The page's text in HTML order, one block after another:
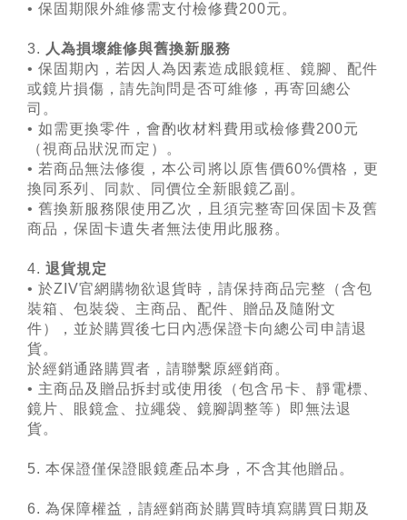
• 保固期限外維修需支付檢修費200元。
3. 人為損壞維修與舊換新服務
• 保固期內，若因人為因素造成眼鏡框、鏡腳、配件
或鏡片損傷，請先詢問是否可維修，再寄回總公
司。
• 如需更換零件，會酌收材料費用或檢修費200元
（視商品狀況而定）。
• 若商品無法修復，本公司將以原售價60%價格，更
換同系列、同款、同價位全新眼鏡乙副。
• 舊換新服務限使用乙次，且須完整寄回保固卡及舊
商品，保固卡遺失者無法使用此服務。
4. 退貨規定
• 於ZIV官網購物欲退貨時，請保持商品完整（含包
裝箱、包裝袋、主商品、配件、贈品及隨附文
件），並於購買後七日內憑保證卡向總公司申請退
貨。
於經銷通路購買者，請聯繫原經銷商。
• 主商品及贈品拆封或使用後（包含吊卡、靜電標、
鏡片、眼鏡盒、拉繩袋、鏡腳調整等）即無法退
貨。
5. 本保證僅保證眼鏡產品本身，不含其他贈品。
6. 為保障權益，請經銷商於購買時填寫購買日期及